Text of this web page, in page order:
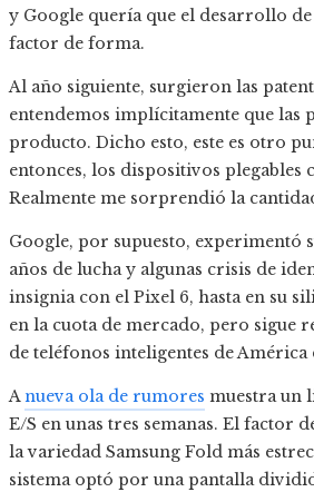
y Google quería que el desarrollo
factor de forma.
Al año siguiente, surgieron las
entendemos implícitamente que las
producto. Dicho esto, este es otro
entonces, los dispositivos plegables
Realmente me sorprendió la
Google, por supuesto, experimentó
años de lucha y algunas crisis de
insignia con el Pixel 6, hasta en su
en la cuota de mercado, pero sigue
de teléfonos inteligentes de América
Anueva ola de rumores muestra un
E/S en unas tres semanas. El factor
la variedad Samsung Fold más
sistema optó por una pantalla